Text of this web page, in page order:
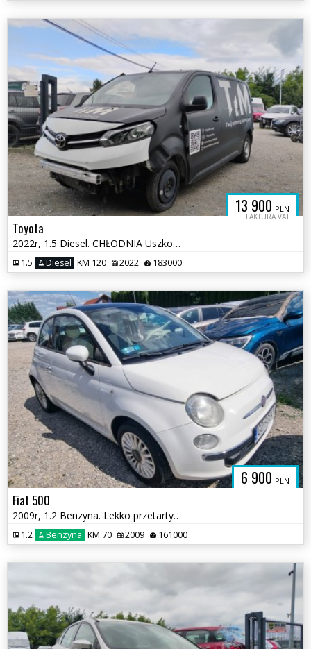
13 900 PLN
FAKTURA VAT
Toyota
2022r, 1.5 Diesel. CHŁODNIA Uszkodzony przód i prawy bok. Pali. VAT 23
1.5 Diesel KM 120 2022 183000
6 900 PLN
Fiat 500
2009r, 1.2 Benzyna. Lekko przetarty lewy bok. Jeździ.
1.2 Benzyna KM 70 2009 161000